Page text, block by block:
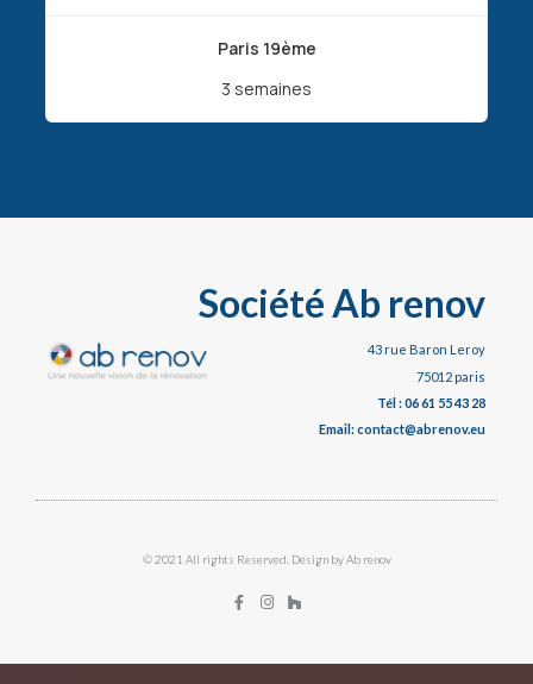
Paris 19ème
3 semaines
Société Ab renov
43 rue Baron Leroy
75012 paris
Tél : 06 61 55 43 28
Email: contact@abrenov.eu
© 2021 All rights Reserved. Design by Ab renov